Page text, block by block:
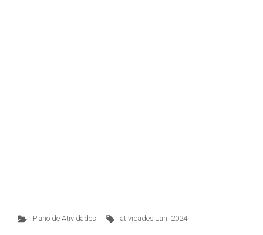
Plano de Atividades atividades Jan. 2024